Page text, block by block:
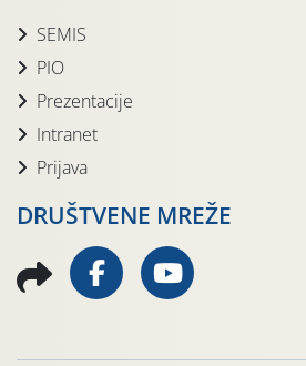
SEMIS
PIO
Prezentacije
Intranet
Prijava
DRUŠTVENE MREŽE